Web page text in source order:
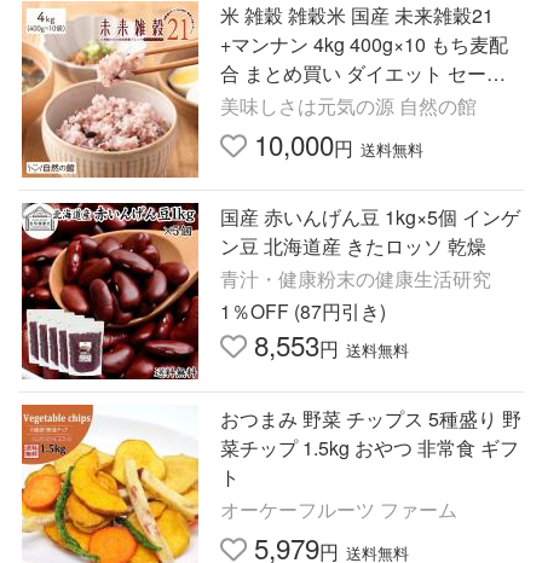
米 雑穀 雑穀米 国産 未来雑穀21
+マンナン 4kg 400g×10 もち麦配
合 まとめ買い ダイエット セール
訳あり食品 簡易梱包 非常食 もち
プチ 爆買
美味しさは元気の源 自然の館
10,000円 送料無料
国産 赤いんげん豆 1kg×5個 インゲ
ン豆 北海道産 きたロッソ 乾燥
青汁・健康粉末の健康生活研究
1％OFF (87円引き)
8,553円 送料無料
おつまみ 野菜 チップス 5種盛り 野
菜チップ 1.5kg おやつ 非常食 ギフ
ト
オーケーフルーツ ファーム
5,979円 送料無料